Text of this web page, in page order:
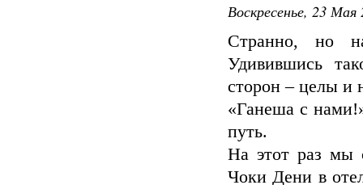
Воскресенье, 23
Странно, но
Удивившись
сторон – целы и
«Ганеша с
путь.
На этот раз мы
Чоки Дени в